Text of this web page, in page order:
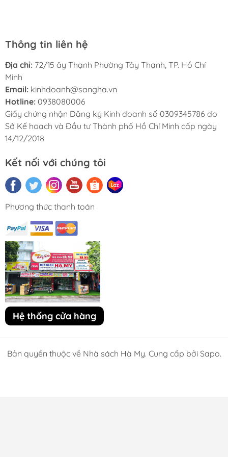
Thông tin liên hệ
Địa chỉ: 72/15 ây Thạnh Phường Tây Thạnh, TP. Hồ Chí
Minh
Email: kinhdoanh@sangha.vn
Hotline: 0938080006
Giấy chứng nhận Đăng ký Kinh doanh số 0309345786 do
Sở Kế hoạch và Đầu tư Thành phố Hồ Chí Minh cấp ngày
14/12/2018
Kết nối với chúng tôi
Phương thức thanh toán
Hệ thống cửa hàng
Bản quyền thuộc về Nhà sách Hà My. Cung cấp bởi Sapo.